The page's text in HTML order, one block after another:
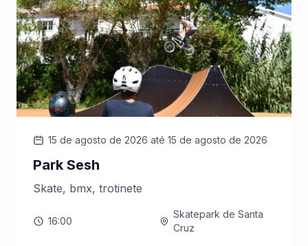
15 de agosto de 2026 até 15 de agosto de 2026
Park Sesh
Skate, bmx, trotinete
16:00
Skatepark de Santa
Cruz